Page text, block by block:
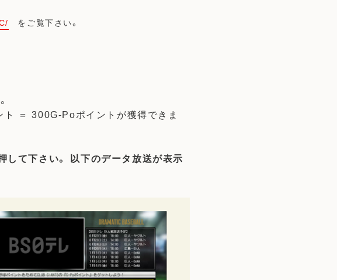
をご覧下さい。
＝ 300G-Poポイントが獲得できま
して下さい。 以下のデータ放送が表示